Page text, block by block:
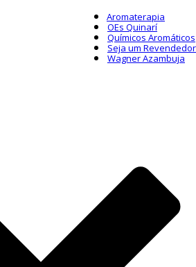
Aromaterapia
OEs Quinarí
Químicos Aromáticos
Seja um Revendedor
Wagner Azambuja